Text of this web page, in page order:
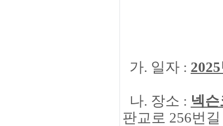
가. 일자 :
나. 장소 : 넥
판교로 256번